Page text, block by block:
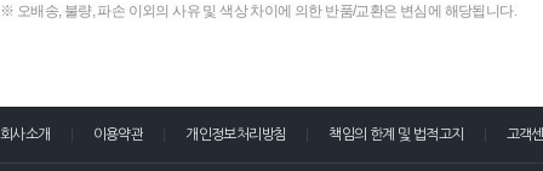
※ 오배송, 불량, 파손 이외의 사유 및 색상 차이에 의한 반품/교환은 변심에 해당됩니다.
회사소개 이용약관 개인정보처리방침 책임의 한계 및 법적고지 고객